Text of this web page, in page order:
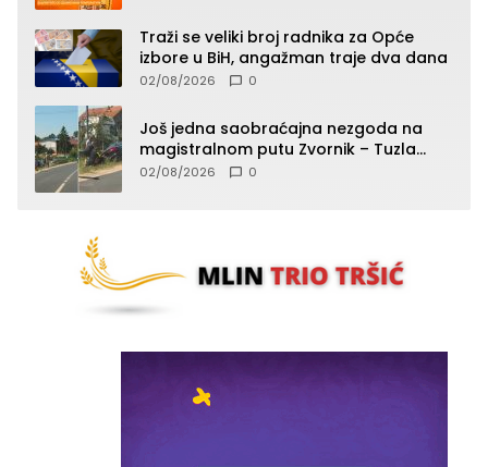
Traži se veliki broj radnika za Opće
izbore u BiH, angažman traje dva dana
02/08/2026 0
Još jedna saobraćajna nezgoda na
magistralnom putu Zvornik – Tuzla
(FOTO)
02/08/2026 0